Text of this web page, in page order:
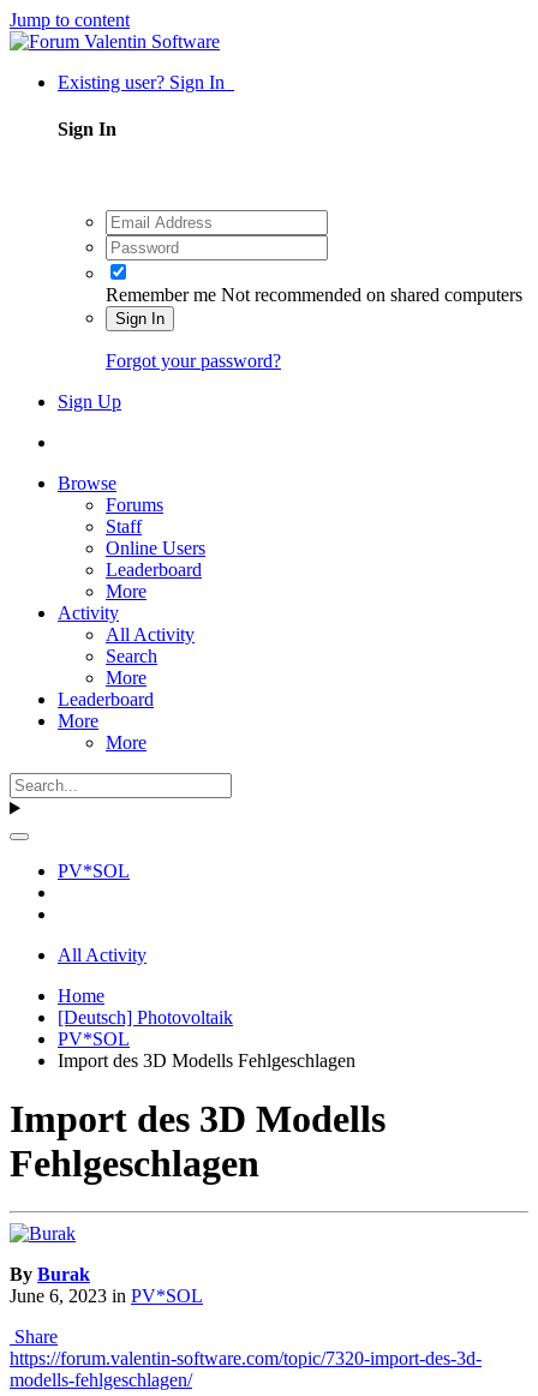
Jump to content
Existing user? Sign In
Sign In
Remember me Not recommended on shared computers
Sign In
Forgot your password?
Sign Up
Browse
Forums
Staff
Online Users
Leaderboard
More
Activity
All Activity
Search
More
Leaderboard
More
More
PV*SOL
All Activity
Home
[Deutsch] Photovoltaik
PV*SOL
Import des 3D Modells Fehlgeschlagen
Import des 3D Modells
Fehlgeschlagen
By Burak
June 6, 2023 in PV*SOL
Share
https://forum.valentin-software.com/topic/7320-import-des-3d-
modells-fehlgeschlagen/